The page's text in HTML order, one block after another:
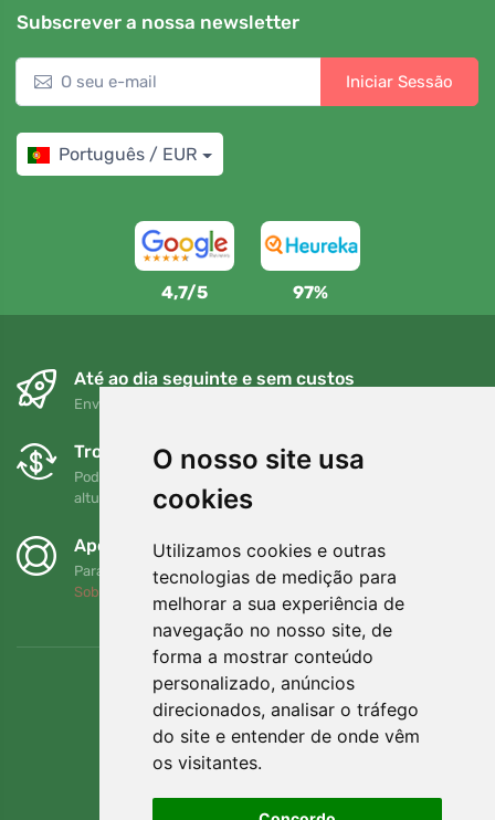
O nosso site usa
cookies
Utilizamos cookies e outras
tecnologias de medição para
melhorar a sua experiência de
navegação no nosso site, de
forma a mostrar conteúdo
personalizado, anúncios
direcionados, analisar o tráfego
do site e entender de onde vêm
os visitantes.
Subscrever a nossa newsletter
Iniciar Sessão
Português / EUR
4,7/5 97%
Até ao dia seguinte e sem custos
Envio gratuito para encomendas superiores a 80 EUR
Trocas e devoluções gratuitas
Pode devolver ou trocar a sua encomenda em qualquer
altura no prazo de 90 dias
Apoiamos a Trees.org
Para cada encomenda plantamos uma árvore! Leia mais
Sobre nós